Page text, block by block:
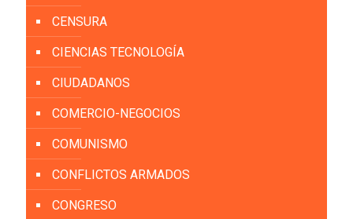
CENSURA
CIENCIAS TECNOLOGÍA
CIUDADANOS
COMERCIO-NEGOCIOS
COMUNISMO
CONFLICTOS ARMADOS
CONGRESO